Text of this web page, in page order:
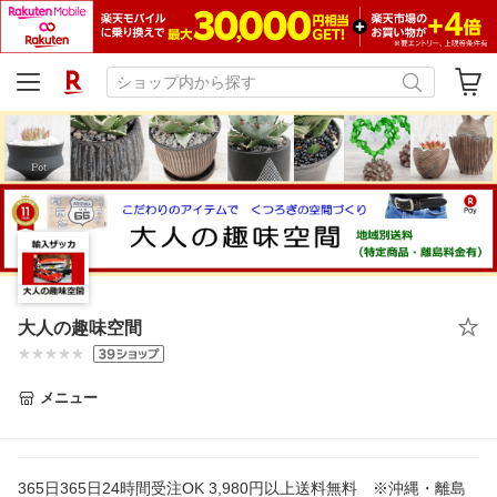
大人の趣味空間
メニュー
365日365日24時間受注OK 3,980円以上送料無料 ※沖縄・離島